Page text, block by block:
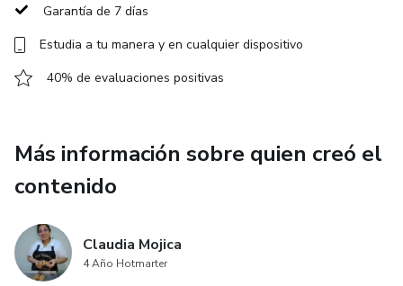
Garantía de 7 días
Estudia a tu manera y en cualquier dispositivo
40% de evaluaciones positivas
Más información sobre quien creó el
contenido
Claudia Mojica
4 Año Hotmarter